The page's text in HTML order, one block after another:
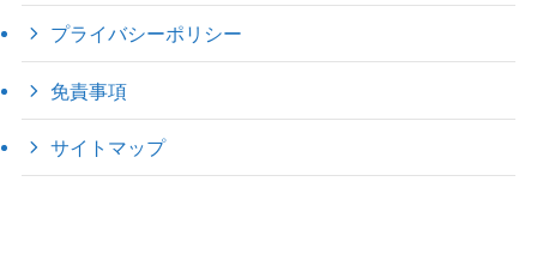
プライバシーポリシー
免責事項
サイトマップ